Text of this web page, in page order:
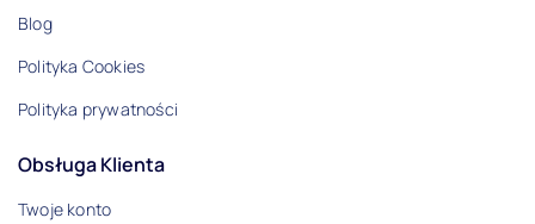
3
2
1
Blog
Polityka Cookies
Polityka prywatności
Obsługa Klienta
Twoje konto